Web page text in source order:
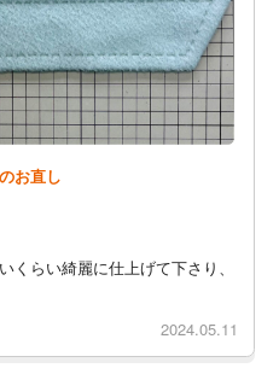
お直し
くらい綺麗に仕上げて下さり、
2024.05.11